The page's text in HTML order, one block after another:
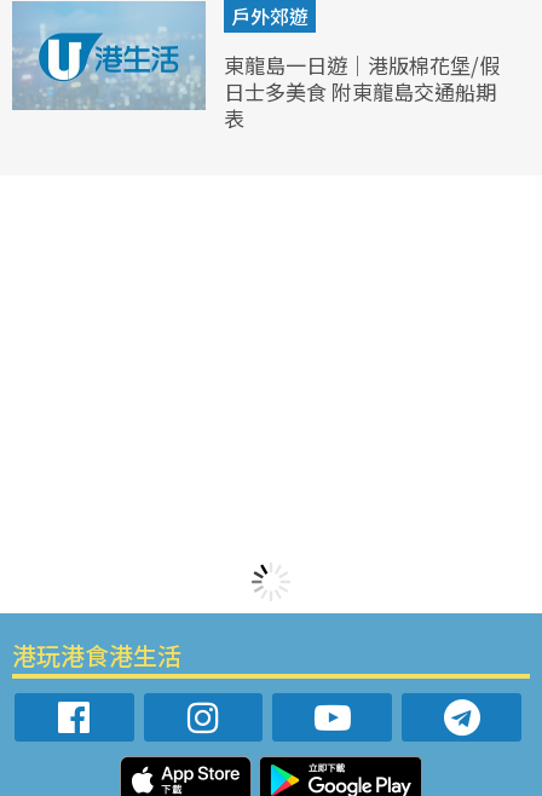
戶外郊遊
東龍島一日遊｜港版棉花堡/假
日士多美食 附東龍島交通船期
表
港玩港食港生活